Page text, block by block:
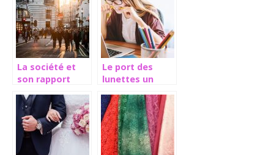
La société et
son rapport
Le port des
lunettes un
fois médical et
à la mode